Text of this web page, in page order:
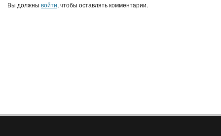
Вы должны войти, чтобы оставлять комментарии.